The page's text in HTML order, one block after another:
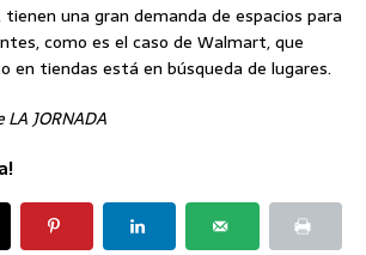
una gran demanda de espacios para
como es el caso de Walmart, que
en tiendas está en búsqueda de lugares.
JORNADA